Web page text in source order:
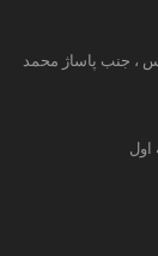
، جنب پاساژ محمد